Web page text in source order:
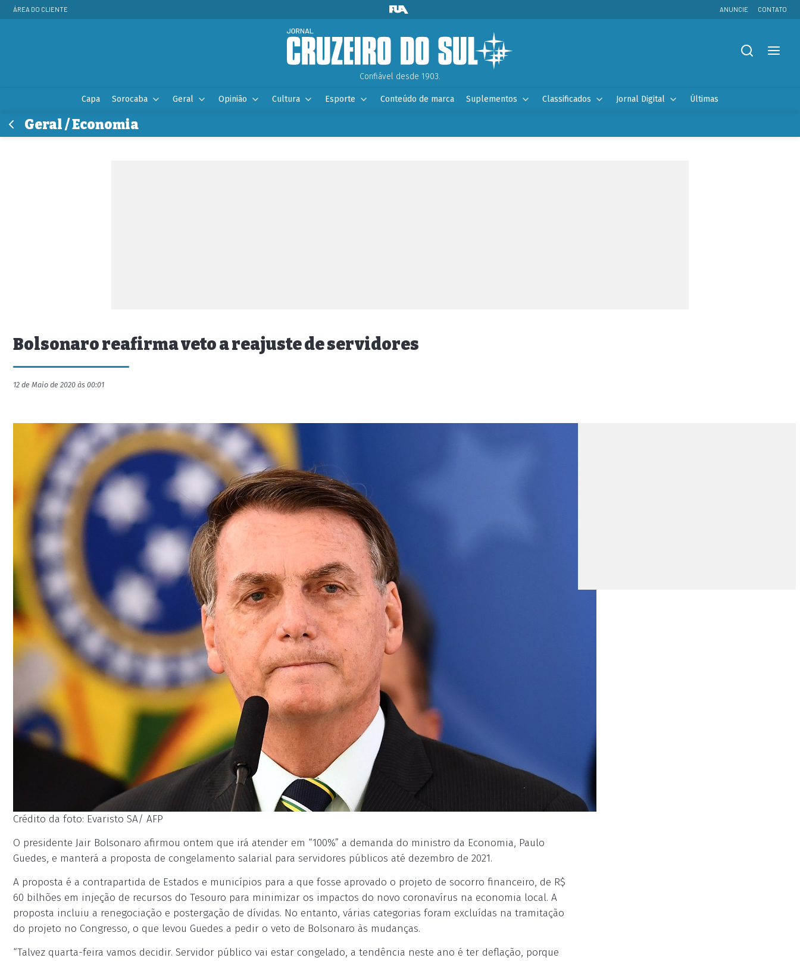
ÁREA DO CLIENTE ANUNCIE CONTATO
Confiável desde 1903.
Capa Sorocaba Geral Opinião Cultura Esporte Conteúdo de marca Suplementos Classificados Jornal Digital Últimas
Geral / Economia
Bolsonaro reafirma veto a reajuste de servidores
12 de Maio de 2020 às 00:01
Crédito da foto: Evaristo SA/ AFP
O presidente Jair Bolsonaro afirmou ontem que irá atender em “100%” a demanda do ministro da Economia, Paulo
Guedes, e manterá a proposta de congelamento salarial para servidores públicos até dezembro de 2021.
A proposta é a contrapartida de Estados e municípios para a que fosse aprovado o projeto de socorro financeiro, de R$
60 bilhões em injeção de recursos do Tesouro para minimizar os impactos do novo coronavírus na economia local. A
proposta incluiu a renegociação e postergação de dívidas. No entanto, várias categorias foram excluídas na tramitação
do projeto no Congresso, o que levou Guedes a pedir o veto de Bolsonaro às mudanças.
“Talvez quarta-feira vamos decidir. Servidor público vai estar congelado, a tendência neste ano é ter deflação, porque